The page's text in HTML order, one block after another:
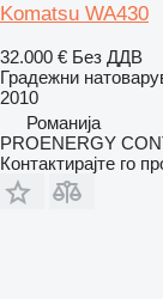
Komatsu WA430
32.000 € Без ДДВ
Градежни
2010
Романија
PROENERGY
Контактирајте го